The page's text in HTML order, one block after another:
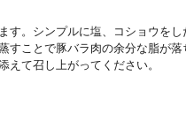
す。シンプルに塩、コショウをし
すことで豚バラ肉の余分な脂が落
えて召し上がってください。